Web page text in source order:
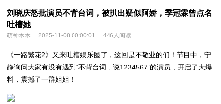
刘晓庆怒批演员不背台词，被扒出疑似阿娇，季冠霖曾点名
吐槽她
萌神木木 2025-11-08 00:00:01 446人阅读
《一路繁花2》又来吐槽娱乐圈了，这回是不敬业的们！节目中，宁
静询问大家有没有遇到“不背台词，说1234567”的演员， 开启了大爆
料，震撼了一群姐姐！